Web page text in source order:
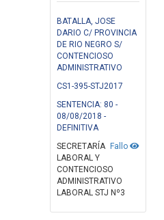
BATALLA, JOSE
DARIO C/ PROVINCIA
DE RIO NEGRO S/
CONTENCIOSO
ADMINISTRATIVO
CS1-395-STJ2017
SENTENCIA: 80 -
08/08/2018 -
DEFINITIVA
Fallo
SECRETARÍA
LABORAL Y
CONTENCIOSO
ADMINISTRATIVO
LABORAL STJ Nº3